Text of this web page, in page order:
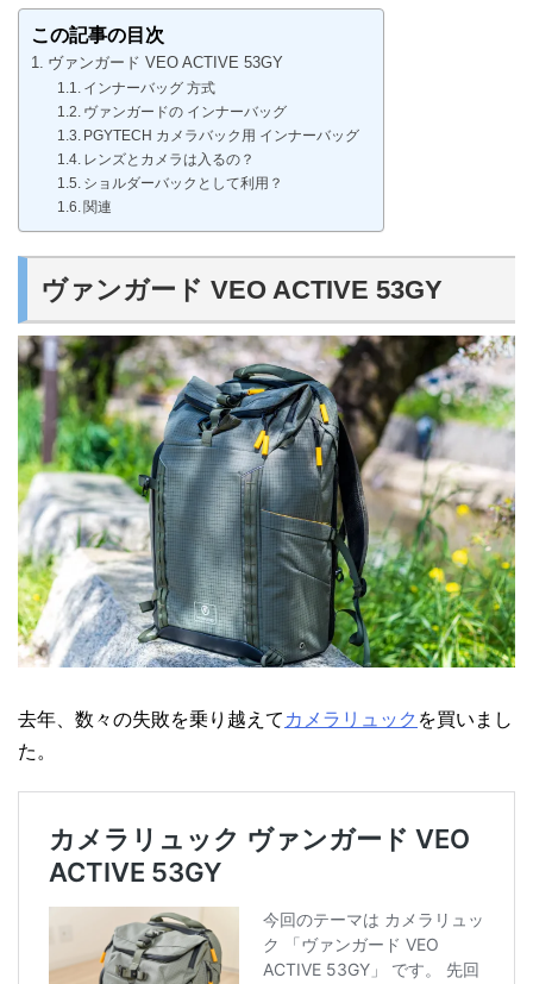
この記事の目次
ヴァンガード VEO ACTIVE 53GY
インナーバッグ 方式
ヴァンガードの インナーバッグ
PGYTECH カメラバック用 インナーバッグ
レンズとカメラは入るの？
ショルダーバックとして利用？
関連
ヴァンガード VEO ACTIVE 53GY
去年、数々の失敗を乗り越えて カメラリュック を買いまし
た。